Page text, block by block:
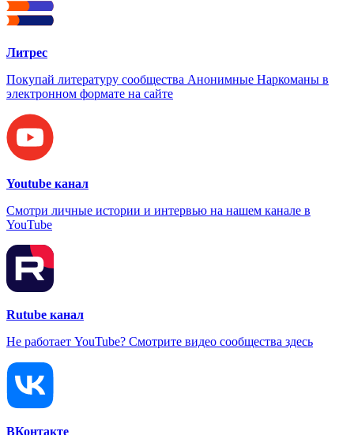
Литрес
Покупай литературу сообщества Анонимные Наркоманы в
электронном формате на сайте
Youtube канал
Смотри личные истории и интервью на нашем канале в
YouTube
Rutube канал
Не работает YouTube? Смотрите видео сообщества здесь
ВКонтакте